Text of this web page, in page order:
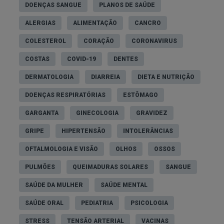
Trauma ou irritação vaginal
As relações sexuais podem, em alguns casos,
causar irritação nos tecidos sensíveis da vagina,
causando pequenas perdas de sangue que
lubrificante pode ajudar a prevenir esta irritação.
ginecologista, já que o sangramento ou dor após o
sexo podem ser sinais de certas condições de
saúde.
DOENÇAS SANGUE PLANOS DE SAÚDE
ALERGIAS ALIMENTAÇÃO CANCRO
COLESTEROL CORAÇÃO CORONAVIRUS
COSTAS COVID-19 DENTES
DERMATOLOGIA DIARREIA DIETA E NUTRIÇÃO
DOENÇAS RESPIRATÓRIAS ESTÔMAGO
GARGANTA GINECOLOGIA GRAVIDEZ
GRIPE HIPERTENSÃO INTOLERÂNCIAS
OFTALMOLOGIA E VISÃO OLHOS OSSOS
PULMÕES QUEIMADURAS SOLARES SANGUE
SAÚDE DA MULHER SAÚDE MENTAL
SAÚDE ORAL PEDIATRIA PSICOLOGIA
STRESS TENSÃO ARTERIAL VACINAS